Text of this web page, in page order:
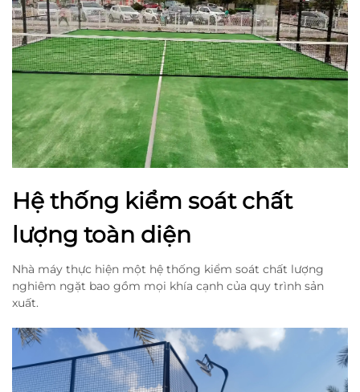
Hệ thống kiểm soát chất
lượng toàn diện
Nhà máy thực hiện một hệ thống kiểm soát chất lượng
nghiêm ngặt bao gồm mọi khía cạnh của quy trình sản
xuất.